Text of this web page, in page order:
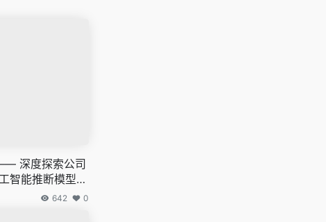
深度探索公司
智能推断模型，
o1官方版本
642 0